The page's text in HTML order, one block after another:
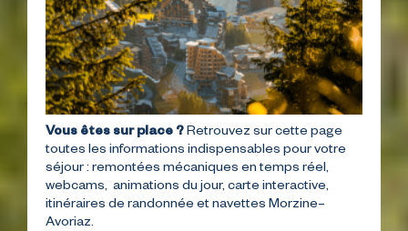
Vous êtes sur place ?Retrouvez sur cette page
toutes les informations indispensables pour votre
séjour : remontées mécaniques en temps réel,
webcams, animations du jour, carte interactive,
itinéraires de randonnée et navettes Morzine–
Avoriaz.